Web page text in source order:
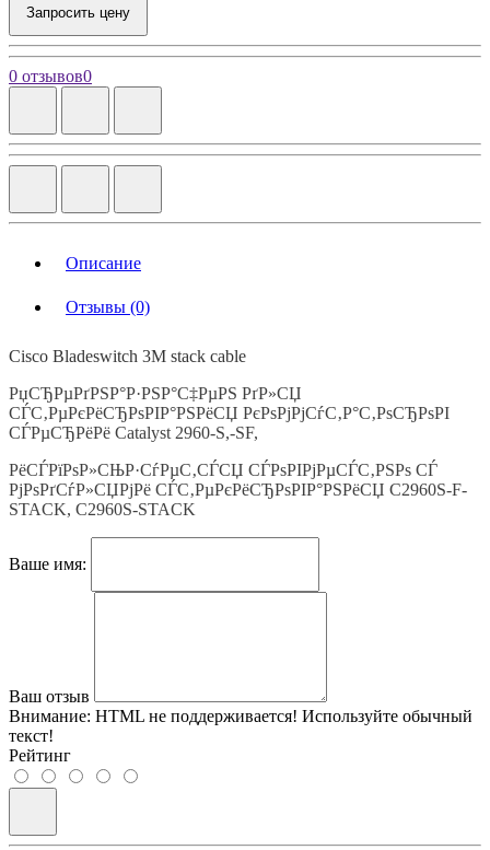
Запросить цену
0 отзывов0
Описание
Отзывы (0)
Cisco Bladeswitch 3M stack cable
РџСЂРµРґРЅР°Р·РЅР°С‡РµРЅ РґР»СЏ
СЃС‚РµРєРёСЂРѕРІР°РЅРёСЏ РєРѕРјРјСѓС‚Р°С‚РѕСЂРѕРІ
СЃРµСЂРёРё Catalyst 2960-S,-SF,
РёСЃРїРѕР»СЊР·СѓРµС‚СЃСЏ СЃРѕРІРјРµСЃС‚РЅРѕ СЃ
РјРѕРґСѓР»СЏРјРё СЃС‚РµРєРёСЂРѕРІР°РЅРёСЏ C2960S-F-
STACK, C2960S-STACK
Ваше имя:
Ваш отзыв
Внимание: HTML не поддерживается! Используйте обычный
текст!
Рейтинг